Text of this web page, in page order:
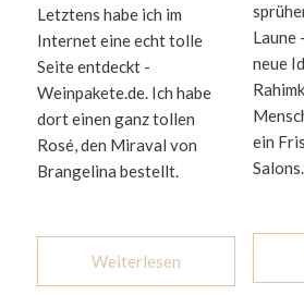
Letztens habe ich im
Internet eine echt tolle
Seite entdeckt -
Weinpakete.de. Ich habe
dort einen ganz tollen
Rosé, den Miraval von
Brangelina bestellt.
Weiterlesen
Laune
neue
ein